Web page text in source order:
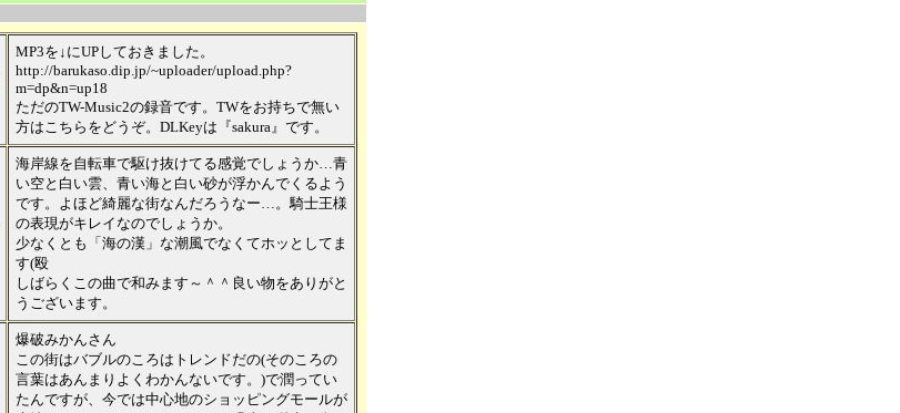
MP3を↓にUPしておきました。
http://barukaso.dip.jp/~uploader/upload.php?
m=dp&n=up18
ただのTW-Music2の録音です。TWをお持ちで無い
方はこちらをどうぞ。DLKeyは『sakura』です。
海岸線を自転車で駆け抜けてる感覚でしょうか…青
い空と白い雲、青い海と白い砂が浮かんでくるよう
です。よほど綺麗な街なんだろうなー…。騎士王様
の表現がキレイなのでしょうか。
少なくとも「海の漢」な潮風でなくてホッとしてま
す(殴
しばらくこの曲で和みます～＾＾良い物をありがと
うございます。
爆破みかんさん
この街はバブルのころはトレンドだの(そのころの
言葉はあんまりよくわかんないです。)で潤ってい
たんですが、今では中心地のショッピングモールが